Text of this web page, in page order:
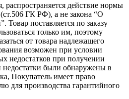
распространяется действие нормы
ГК РФ), а не закона “О
Товар поставляется по заказу
только им, поэтому
от товара надлежащего
возможен при условии
недостатков при получении
недостатки были обнаружены в
Покупатель имеет право
для производства гарантийного